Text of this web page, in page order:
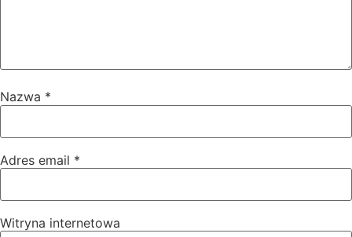
Nazwa *
Adres email *
Witryna internetowa